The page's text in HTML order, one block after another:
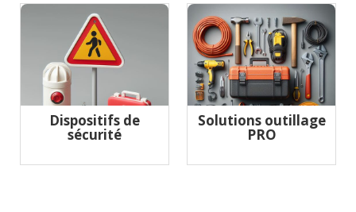
Dispositifs de
sécurité
Solutions outillage
PRO